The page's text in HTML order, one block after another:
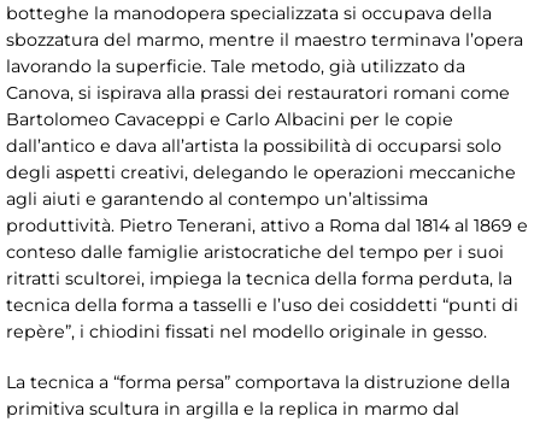
botteghe la manodopera specializzata si occupava della
sbozzatura del marmo, mentre il maestro terminava l’opera
lavorando la superficie. Tale metodo, già utilizzato da
Canova, si ispirava alla prassi dei restauratori romani come
Bartolomeo Cavaceppi e Carlo Albacini per le copie
dall’antico e dava all’artista la possibilità di occuparsi solo
degli aspetti creativi, delegando le operazioni meccaniche
agli aiuti e garantendo al contempo un’altissima
produttività. Pietro Tenerani, attivo a Roma dal 1814 al 1869 e
conteso dalle famiglie aristocratiche del tempo per i suoi
ritratti scultorei, impiega la tecnica della forma perduta, la
tecnica della forma a tasselli e l’uso dei cosiddetti “punti di
repère”, i chiodini fissati nel modello originale in gesso.
La tecnica a “forma persa” comportava la distruzione della
primitiva scultura in argilla e la replica in marmo dal